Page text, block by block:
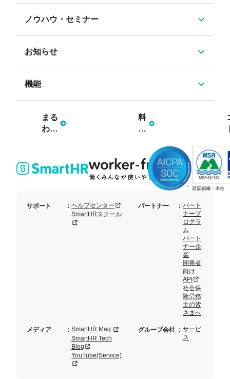
ノウハウ・セミナー
お知らせ
機能
まる
わか
セッ
料
金
ン
サポート ： ヘルプセンター 新規タブまたはウィンドウで開く
SmartHRスクール
新規タブまたはウィンドウで開く
メディア ： SmartHR Mag.新規タブまたはウィンドウで開く
SmartHR Tech
Blog 新規タブまたはウィンドウで開く
YouTube(Service)
新規タブまたはウィンドウで開く
パートナー ： パート
ナープ
ログラ
ム
パート
ナー企
業
開発者
向け
API新規タブま
社会保
険労務
士の皆
さまへ
グループ会社 ： サービ
ス